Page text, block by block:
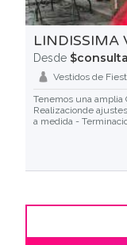
LINDISSIMA
Desde
Vestidos de
Tenemos una amplia
Realizacionde
a medida -